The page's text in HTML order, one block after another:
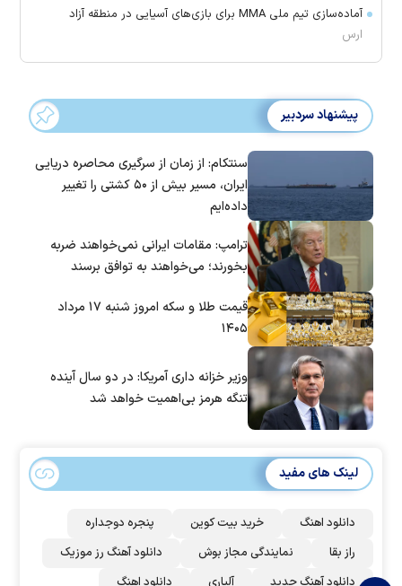
آماده‌سازی تیم ملی MMA برای بازی‌های آسیایی در منطقه آزاد
ارس
پیشنهاد سردبیر
سنتکام: از زمان از سرگیری محاصره دریایی
ایران، مسیر بیش از ۵۰ کشتی را تغییر
داده‌ایم
ترامپ: مقامات ایرانی نمی‌خواهند ضربه
بخورند؛ می‌خواهند به توافق برسند
قیمت طلا و سکه امروز شنبه ۱۷ مرداد
۱۴۰۵
وزیر خزانه داری آمریکا: در دو سال آینده
تنگه هرمز بی‌اهمیت خواهد شد
لینک های مفید
دانلود اهنگ خرید بیت کوین
پنجره دوجداره
راز بقا
نمایندگی مجاز بوش
دانلود آهنگ رز‌ موزیک